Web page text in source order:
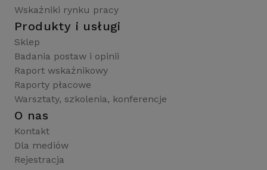
Wskaźniki rynku pracy
Produkty i usługi
Sklep
Badania postaw i opinii
Raport wskaźnikowy
Raporty płacowe
Warsztaty, szkolenia, konferencje
O nas
Kontakt
Dla mediów
Rejestracja